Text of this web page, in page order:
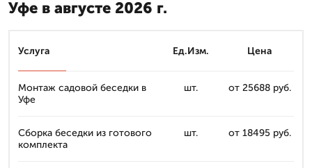
Уфе в августе 2026 г.
Услуга Ед.Изм. Цена
Монтаж садовой беседки в
Уфе
шт. от 25688 руб.
Сборка беседки из готового
комплекта
шт. от 18495 руб.